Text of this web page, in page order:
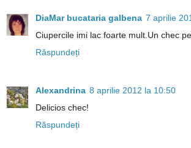
DiaMar bucataria galbena 7 aprilie
Ciupercile imi lac foarte mult.Un chec
Răspundeți
Alexandrina 8 aprilie 2012 la 10:50
Delicios chec!
Răspundeți